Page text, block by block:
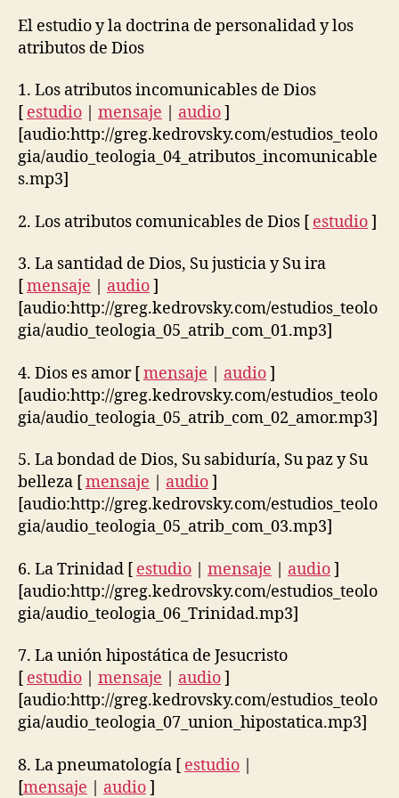
El estudio y la doctrina de personalidad y los
atributos de Dios
1. Los atributos incomunicables de Dios
[ estudio mensaje audio]
[audio:http://greg.kedrovsky.com/estudios_teolo
gia/audio_teologia_04_atributos_incomunicable
s.mp3]
2. Los atributos comunicables de Dios [ estudio]
3. La santidad de Dios, Su justicia y Su ira
[mensaje audio]
[audio:http://greg.kedrovsky.com/estudios_teolo
gia/audio_teologia_05_atrib_com_01.mp3]
4. Dios es amor [mensaje audio]
[audio:http://greg.kedrovsky.com/estudios_teolo
gia/audio_teologia_05_atrib_com_02_amor.mp3]
5. La bondad de Dios, Su sabiduría, Su paz y Su
belleza [mensaje audio]
[audio:http://greg.kedrovsky.com/estudios_teolo
gia/audio_teologia_05_atrib_com_03.mp3]
6. La Trinidad [ estudio mensaje audio]
[audio:http://greg.kedrovsky.com/estudios_teolo
gia/audio_teologia_06_Trinidad.mp3]
7. La unión hipostática de Jesucristo
[ estudio mensaje audio]
[audio:http://greg.kedrovsky.com/estudios_teolo
gia/audio_teologia_07_union_hipostatica.mp3]
8. La pneumatología [ estudio
[mensaje audio]